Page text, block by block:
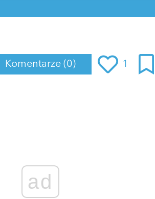
Komentarze (0) 1
ad